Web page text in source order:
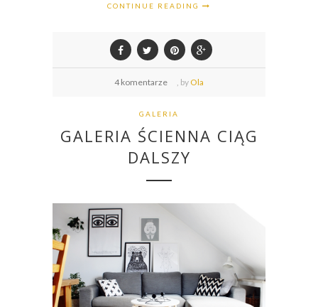
CONTINUE READING
4 komentarze by Ola
GALERIA
GALERIA ŚCIENNA CIĄG
DALSZY